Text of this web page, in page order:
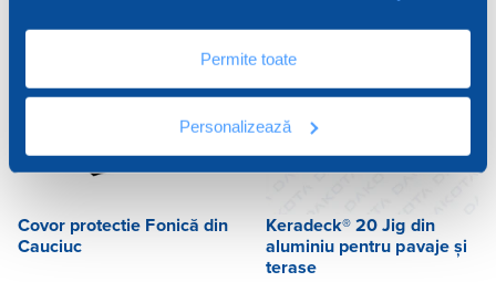
Permite toate
Personalizează
Covor protectie Fonică din
Cauciuc
Keradeck® 20 Jig din
aluminiu pentru pavaje și
terase